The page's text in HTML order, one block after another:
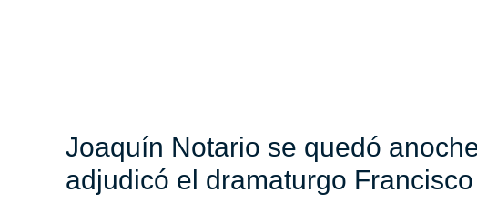
Joaquín Notario se quedó
adjudicó el dramaturgo